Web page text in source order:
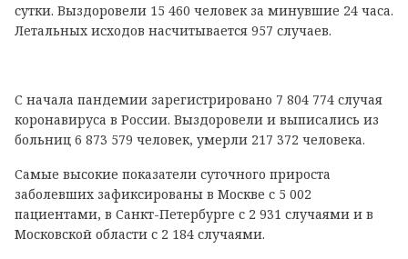
сутки. Выздоровели 15 460 человек за минувшие 24 часа.
Летальных исходов насчитывается 957 случаев.
С начала пандемии зарегистрировано 7 804 774 случая
коронавируса в России. Выздоровели и выписались из
больниц 6 873 579 человек, умерли 217 372 человека.
Самые высокие показатели суточного прироста
заболевших зафиксированы в Москве с 5 002
пациентами, в Санкт-Петербурге с 2 931 случаями и в
Московской области с 2 184 случаями.